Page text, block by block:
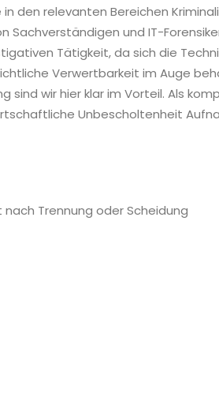
den relevanten Bereichen
Sachverständigen und IT-
Tätigkeit, da sich die
Verwertbarkeit im Auge
wir hier klar im Vorteil. Als
Unbescholtenheit
Trennung oder Scheidung